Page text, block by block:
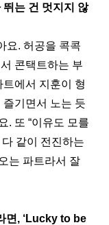
뛰는 건 멋지지 않
요. 허공을 콕콕
콘택트하는 부
트에서 지훈이 형
기면서 노는 듯
. 또 “이유도 모를
다 같이 전진하는
는 파트라서 잘
면, ‘Lucky to be